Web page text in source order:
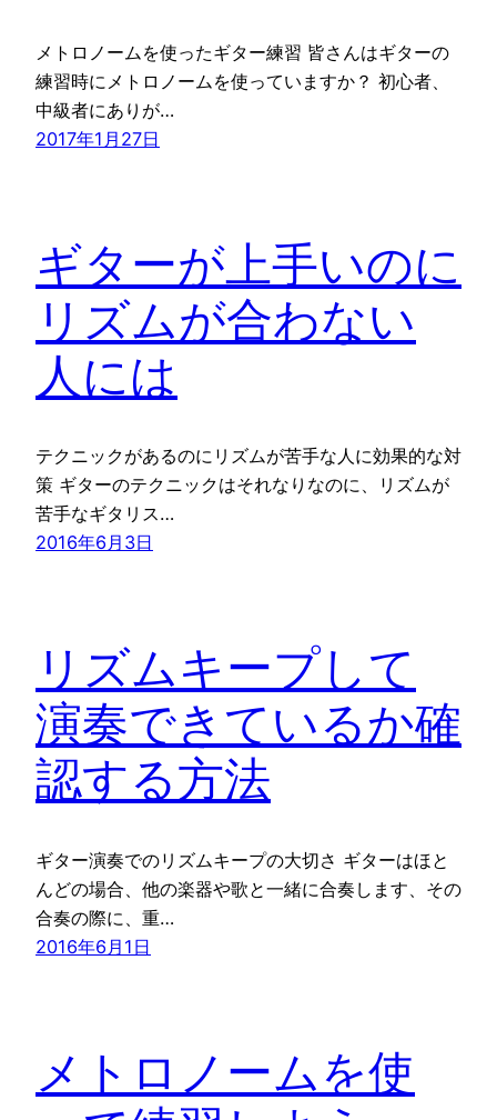
メトロノームを使ったギター練習 皆さんはギターの
練習時にメトロノームを使っていますか？ 初心者、
中級者にありが…
2017年1月27日
ギターが上手いのに
リズムが合わない
人には
テクニックがあるのにリズムが苦手な人に効果的な対
策 ギターのテクニックはそれなりなのに、リズムが
苦手なギタリス…
2016年6月3日
リズムキープして
演奏できているか確
認する方法
ギター演奏でのリズムキープの大切さ ギターはほと
んどの場合、他の楽器や歌と一緒に合奏します、その
合奏の際に、重…
2016年6月1日
メトロノームを使